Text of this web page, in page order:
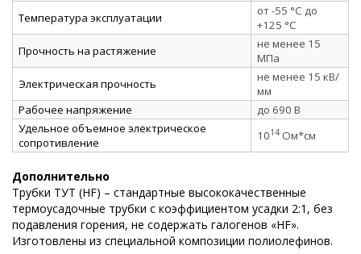
Температура эксплуатации
от -55 °C до
+125 °C
Прочность на растяжение
не менее 15
МПа
Электрическая прочность
не менее 15 кВ/
мм
Рабочее напряжение
до 690 В
Удельное объемное электрическое
сопротивление
1014 Ом*см
Дополнительно
Трубки ТУТ (HF) – стандартные высококачественные
термоусадочные трубки с коэффициентом усадки 2:1, без
подавления горения, не содержать галогенов «HF».
Изготовлены из специальной композиции полиолефинов.